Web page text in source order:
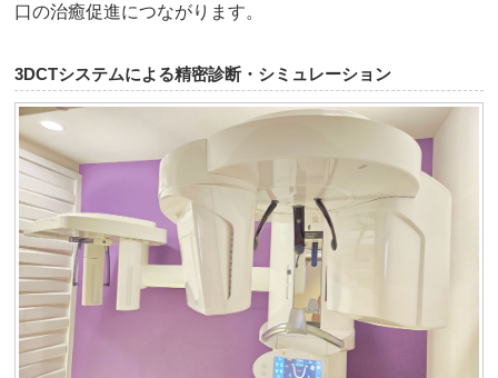
口の治癒促進につながります。
3DCTシステムによる精密診断・シミュレーション